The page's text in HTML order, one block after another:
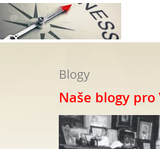
Blogy
Naše blogy pro